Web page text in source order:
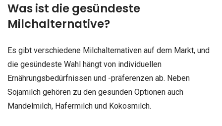
Was ist die gesündeste
Milchalternative?
Es gibt verschiedene Milchalternativen auf dem Markt, und
die gesündeste Wahl hängt von individuellen
Ernährungsbedürfnissen und -präferenzen ab. Neben
Sojamilch gehören zu den gesunden Optionen auch
Mandelmilch, Hafermilch und Kokosmilch.